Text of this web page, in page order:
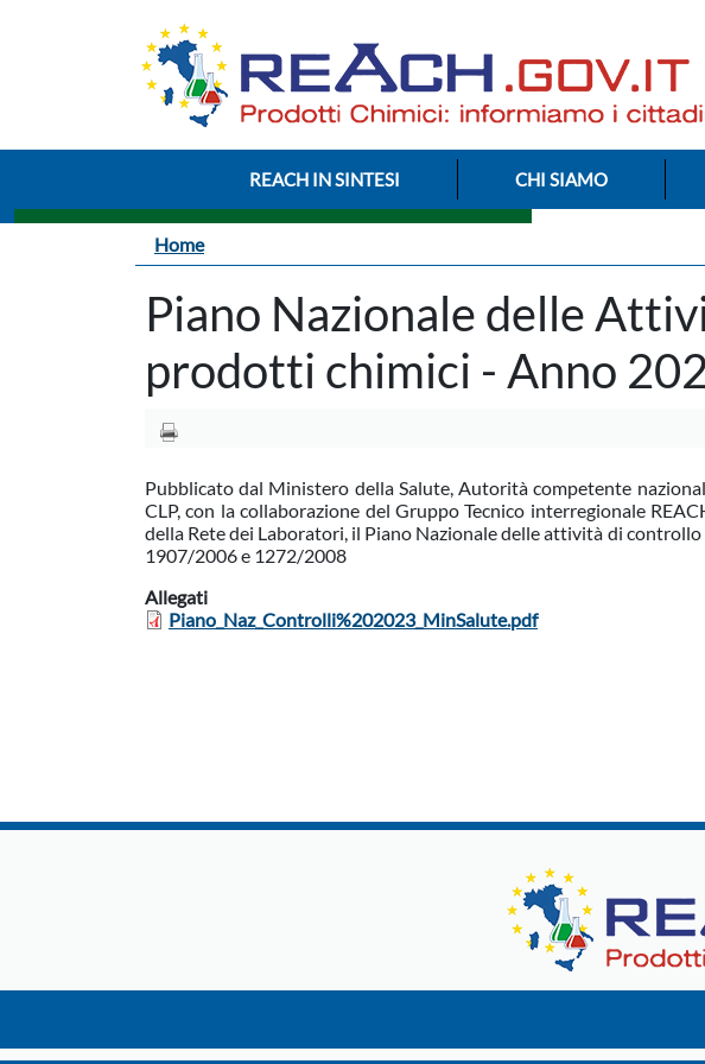
Menu Intestazione
REACH IN SINTESI CHI SIAMO
Briciole di pane
Home
Piano Nazionale delle
prodotti chimici - Anno
Pubblicato dal Ministero della Salute, Autorità competente
CLP, con la collaborazione del Gruppo Tecnico interregionale
della Rete dei Laboratori, il Piano Nazionale delle attività di
1907/2006 e 1272/2008
Allegati
Piano_Naz_Controlli%202023_MinSalute.pdf